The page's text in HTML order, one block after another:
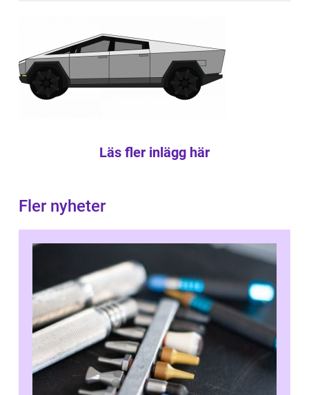
Läs fler inlägg här
Fler nyheter